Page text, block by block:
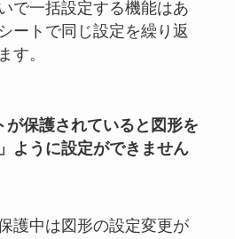
で一括設定する機能はあ
ートで同じ設定を繰り返
す。
が保護されていると図形を
ように設定ができません
護中は図形の設定変更が